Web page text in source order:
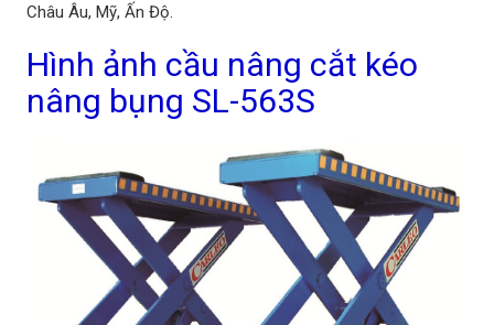
Châu Âu, Mỹ, Ấn Độ.
Hình ảnh cầu nâng cắt kéo
nâng bụng SL-563S